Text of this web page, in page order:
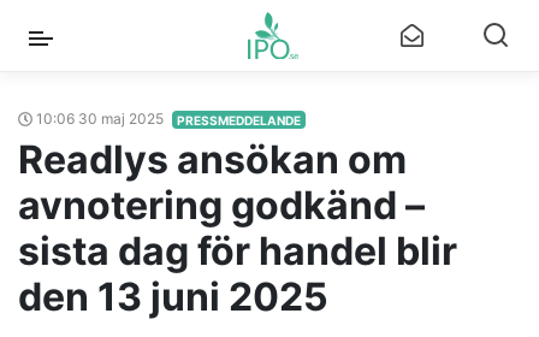
10:06 30 maj 2025 PRESSMEDDELANDE
Readlys ansökan om
avnotering godkänd –
sista dag för handel blir
den 13 juni 2025